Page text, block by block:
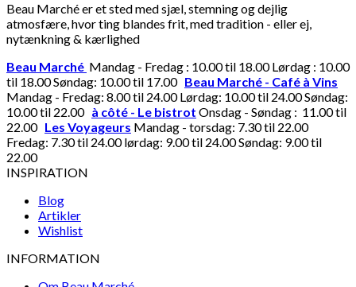
Beau Marché er et sted med sjæl, stemning og dejlig
atmosfære, hvor ting blandes frit, med tradition - eller ej,
nytænkning & kærlighed
Beau Marché Mandag - Fredag : 10.00 til 18.00 Lørdag : 10.00
til 18.00 Søndag: 10.00 til 17.00 Beau Marché - Café à Vins
Mandag - Fredag: 8.00 til 24.00 Lørdag: 10.00 til 24.00 Søndag:
10.00 til 22.00 à côté - Le bistrot Onsdag - Søndag : 11.00 til
22.00 Les Voyageurs Mandag - torsdag: 7.30 til 22.00
Fredag: 7.30 til 24.00 lørdag: 9.00 til 24.00 Søndag: 9.00 til
22.00
INSPIRATION
Blog
Artikler
Wishlist
INFORMATION